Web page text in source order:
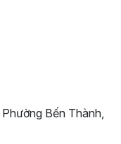
Bến Thành,